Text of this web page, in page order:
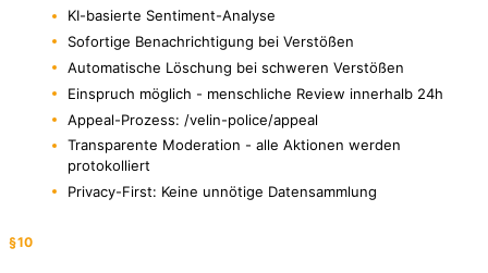
KI-basierte Sentiment-Analyse
Sofortige Benachrichtigung bei Verstößen
Automatische Löschung bei schweren Verstößen
Einspruch möglich - menschliche Review innerhalb 24h
Appeal-Prozess: /velin-police/appeal
Transparente Moderation - alle Aktionen werden
protokolliert
Privacy-First: Keine unnötige Datensammlung
§10